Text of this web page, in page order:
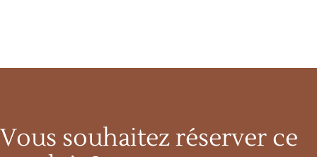
Vous souhaitez réserver ce